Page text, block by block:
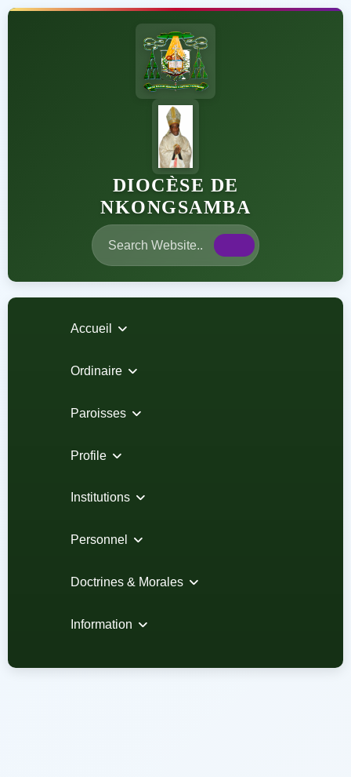
DIOCÈSE DE
NKONGSAMBA
Accueil
Ordinaire
Paroisses
Profile
Institutions
Personnel
Doctrines & Morales
Information